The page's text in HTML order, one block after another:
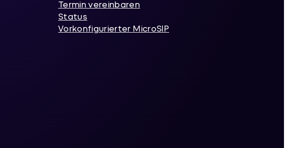
Termin vereinbaren
Status
Vorkonfigurierter MicroSIP